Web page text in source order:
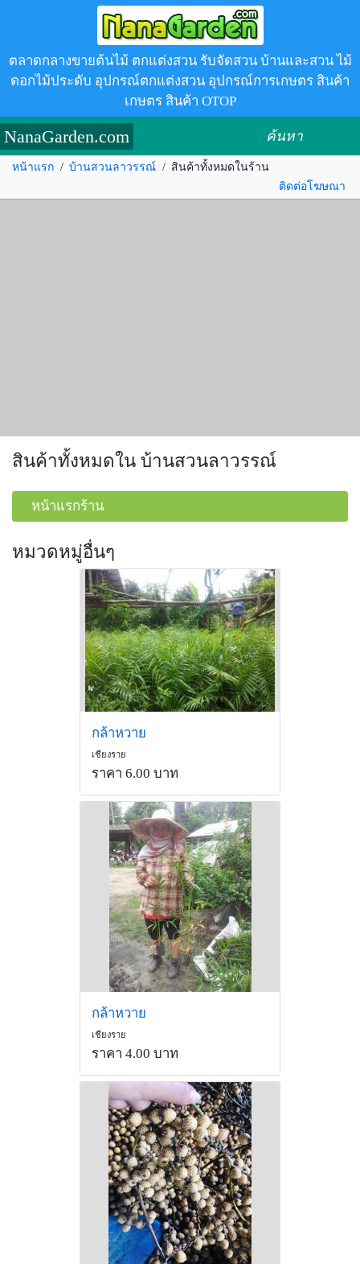
ตลาดกลางขายต้นไม้ ตกแต่งสวน รับจัดสวน บ้านและสวน ไม้
ดอกไม้ประดับ อุปกรณ์ตกแต่งสวน อุปกรณ์การเกษตร สินค้า
เกษตร สินค้า OTOP
NanaGarden.com ค้นหา
หน้าแรก / บ้านสวนลาวรรณ์ / สินค้าทั้งหมดในร้าน
ติดต่อโฆษณา
สินค้าทั้งหมดใน บ้านสวนลาวรรณ์
หน้าแรกร้าน
หมวดหมู่อื่นๆ
กล้าหวาย
เชียงราย
ราคา 6.00 บาท
กล้าหวาย
เชียงราย
ราคา 4.00 บาท